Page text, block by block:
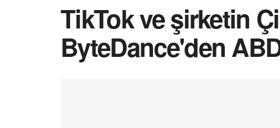
TikTok ve şirketin
ByteDance'den